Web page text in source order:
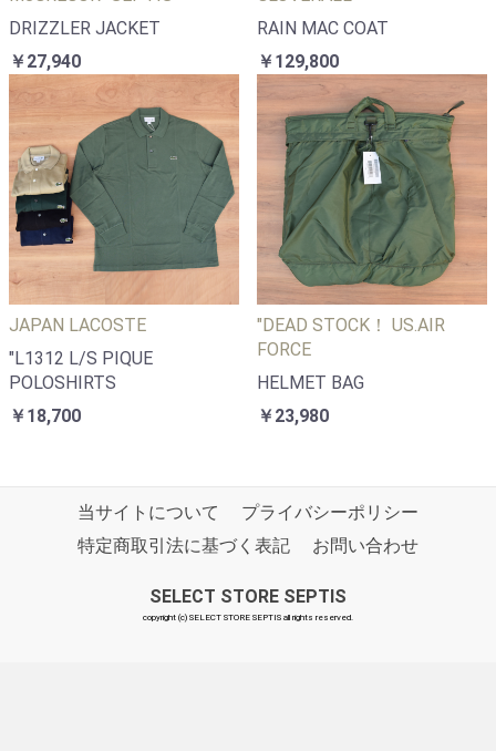
DRIZZLER JACKET
￥27,940
RAIN MAC COAT
￥129,800
JAPAN LACOSTE
"L1312 L/S PIQUE
POLOSHIRTS
￥18,700
"DEAD STOCK！ US.AIR
FORCE
HELMET BAG
￥23,980
当サイトについて
プライバシーポリシー
特定商取引法に基づく表記
お問い合わせ
SELECT STORE SEPTIS
copyright (c) SELECT STORE SEPTIS all rights reserved.